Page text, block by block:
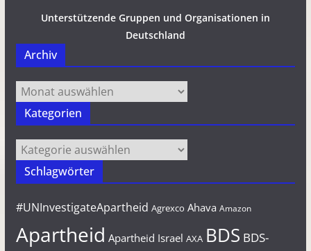
Unterstützende Gruppen und Organisationen in
Deutschland
Archiv
Archiv
Kategorien
Kategorien
Schlagwörter
#UNInvestigateApartheid Agrexco Ahava Amazon
Apartheid Apartheid Israel AXA BDS BDS-